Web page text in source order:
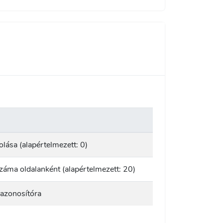
(alapértelmezett: 0)
oldalanként (alapértelmezett: 20)